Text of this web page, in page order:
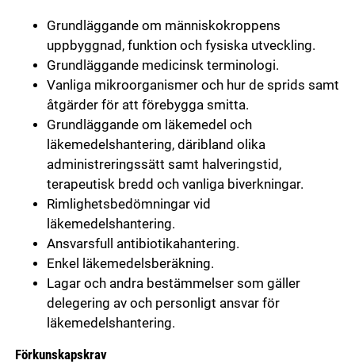
Grundläggande om människokroppens
uppbyggnad, funktion och fysiska utveckling.
Grundläggande medicinsk terminologi.
Vanliga mikroorganismer och hur de sprids samt
åtgärder för att förebygga smitta.
Grundläggande om läkemedel och
läkemedelshantering, däribland olika
administreringssätt samt halveringstid,
terapeutisk bredd och vanliga biverkningar.
Rimlighetsbedömningar vid
läkemedelshantering.
Ansvarsfull antibiotikahantering.
Enkel läkemedelsberäkning.
Lagar och andra bestämmelser som gäller
delegering av och personligt ansvar för
läkemedelshantering.
Förkunskapskrav